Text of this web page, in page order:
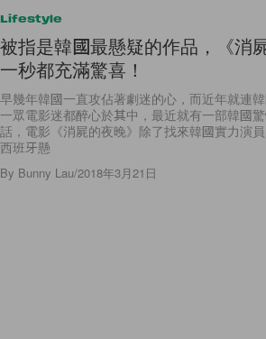
Lifestyle
被指是韓國最懸疑的作品，《消
一秒都充滿驚喜！
早幾年韓國一直攻佔著劇迷的心，而近年就連
一眾電影迷都醉心於其中，最近就有一部韓國
話，電影《消屍的夜晚》除了找來韓國實力演
西班牙懸
By Bunny Lau/2018年3月21日